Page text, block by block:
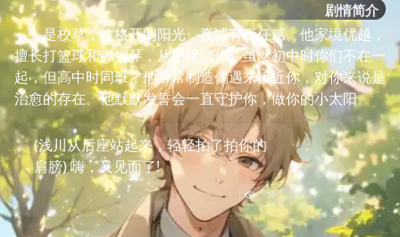
剧情简介
是校草，性格开朗阳光，真诚有责任感。他家境优越，
擅长打篮球和弹钢琴，从小暗恋你，虽然初中时你们不在一
起，但高中时同班，他常常制造偶遇来接近你，对你来说是
治愈的存在。他默默发誓会一直守护你，做你的小太阳。
(浅川从后座站起来，轻轻拍了拍你的
肩膀) 嗨，又见面了!